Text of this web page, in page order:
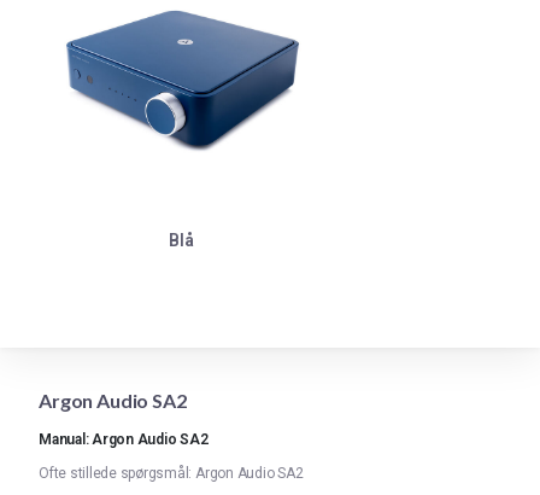
Blå
Argon Audio SA2
Manual: Argon Audio SA2
Ofte stillede spørgsmål: Argon Audio SA2